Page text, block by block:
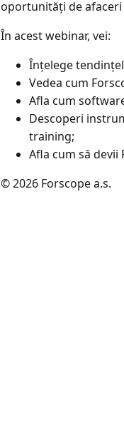
oportunități de
În acest webinar, vei:
Înțelege
Vedea cum
Afla cum
Descoperi
training;
Afla cum să devii
© 2026 Forscope a.s.